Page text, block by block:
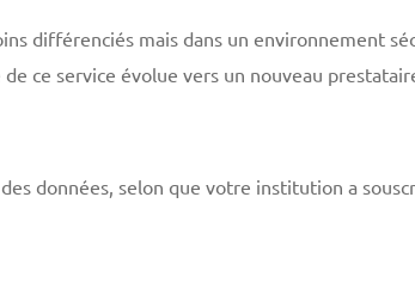
différenciés mais dans un environnement
ce service évolue vers un nouveau
données, selon que votre institution a